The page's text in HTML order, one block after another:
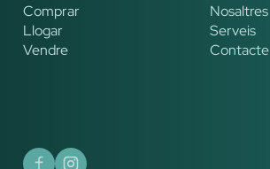
Comprar
Llogar
Vendre
Nosaltres
Serveis
Contacte